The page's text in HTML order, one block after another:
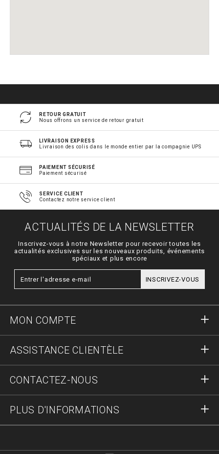
RETOUR GRATUIT
Nous offrons un service de retour gratuit
LIVRAISON EXPRESS
Livraison des colis dans le monde entier par la compagnie UPS
PAIEMENT SÉCURISÉ
Paiement sécurisé
SERVICE CLIENT
Contactez notre service client
ACTUALITÉS DE LA NEWSLETTER
Inscrivez-vous à notre Newsletter pour recevoir toutes les
actualités exclusives sur les nouveaux produits, événements
spéciaux et plus encore
INSCRIVEZ-VOUS
MON COMPTE
Statut de la commande :
ASSISTANCE CLIENTÈLE
Expédition
CONTACTEZ-NOUS
PLUS D'INFORMATIONS
Imprint